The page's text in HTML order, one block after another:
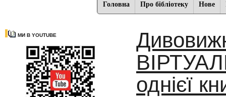
Головна Про бібліотеку Нове
МИ В YOUTUBE
однієї